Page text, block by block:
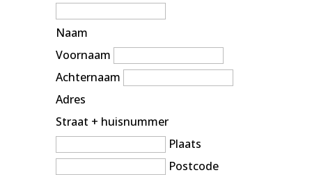
Naam
Voornaam
Achternaam
Adres
Straat + huisnummer
Plaats
Postcode